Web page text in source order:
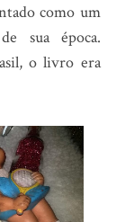
como um
sua época.
o livro era